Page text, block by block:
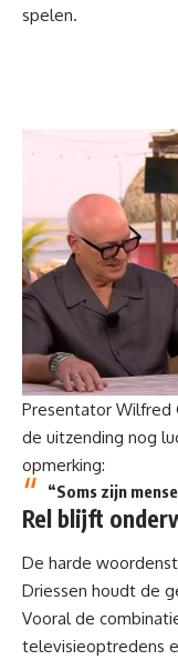
spelen.
Presentator Wilfred
de uitzending nog
opmerking:
“Soms zijn
Rel blijft
De harde
Driessen houdt de
Vooral de
televisieoptredens